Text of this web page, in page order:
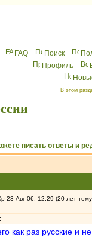
FAQ Поиск
Профиль
В этом
23 Авг 06, 12:29 (20 лет
как раз русские и